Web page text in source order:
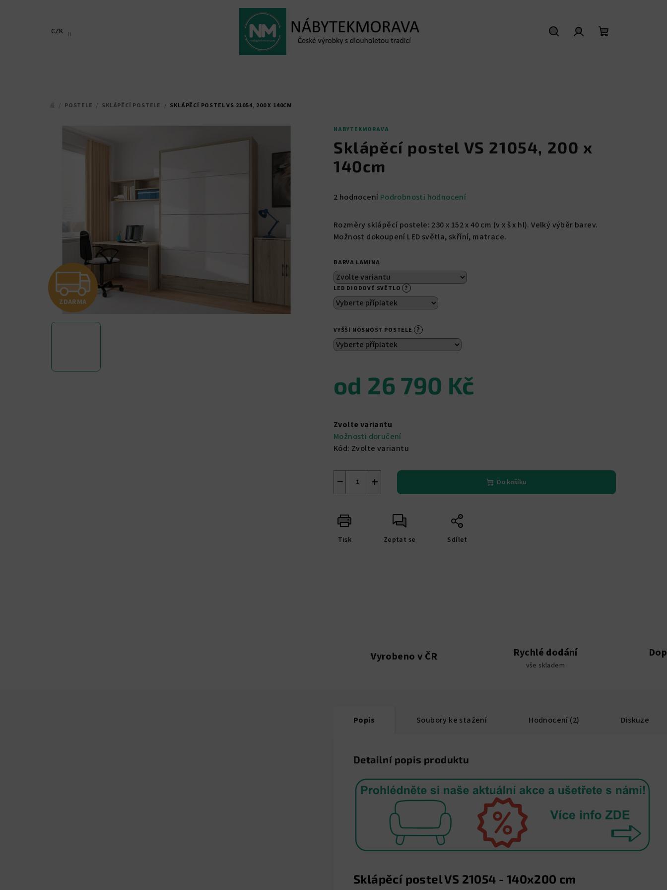
CZK
DOMŮ
/ POSTELE / SKLÁPĚCÍ POSTELE / SKLÁPĚCÍ POSTEL VS 21054, 200 X 140CM
NABYTEKMORAVA
Sklápěcí postel VS 21054, 200 x
140cm
Průměrné
produktu
je
5
hvězdiček.
2 hodnocení Podrobnosti hodnocení
Rozměry sklápěcí postele: 230 x 152 x 40 cm (v x š x hl). Velký výběr barev.
Možnost dokoupení LED světla, skříní, matrace.
BARVA LAMINA
LED DIODOVÉ SVĚTLO ?
VYŠŠÍ NOSNOST POSTELE ?
od 26 790 Kč
cena:
Zvolte variantu
Možnosti doručení
Kód: Zvolte variantu
+
− Do košíku
Tisk Zeptat se Sdílet
Z
D
ZDARMA
Vyrobeno v ČR Rychlé dodání
vše skladem
Popis Soubory ke stažení Hodnocení (2) Diskuze
Detailní popis produktu
Sklápěcí postel VS 21054 - 140x200 cm